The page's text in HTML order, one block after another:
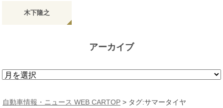
木下隆之
アーカイブ
ア
カ
自動車情報・ニュース WEB CARTOP > タグ:サマータイヤ